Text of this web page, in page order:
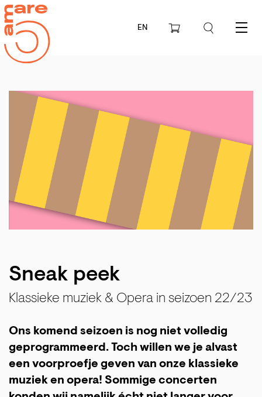
EN Menu
Sneak peek
Klassieke muziek & Opera in seizoen 22/23
Ons komend seizoen is nog niet volledig
geprogrammeerd. Toch willen we je alvast
een voorproefje geven van onze klassieke
muziek en opera! Sommige concerten